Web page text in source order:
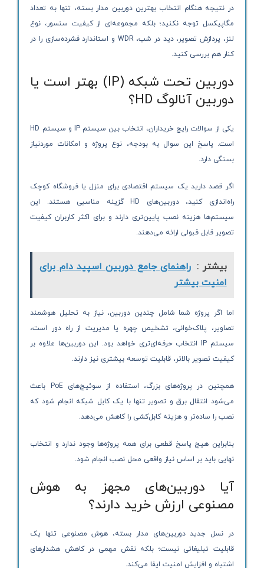
در نتیجه هنگام انتخاب بهترین دوربین مدار بسته، تنها به تعداد
مگاپیکسل توجه نکنید؛ بلکه مجموعه‌ای از کیفیت سنسور، نوع
لنز، پردازش تصویر، دید در شب، WDR و استاندارد فشرده‌سازی را در
کنار هم بررسی کنید.
دوربین تحت شبکه (IP) بهتر است یا
دوربین آنالوگ HD؟
یکی از سوالات رایج خریداران، انتخاب بین سیستم IP و سیستم HD
است. پاسخ این سوال به بودجه، نوع پروژه و امکانات موردنیاز
بستگی دارد.
اگر قصد دارید یک سیستم اقتصادی برای منزل یا فروشگاه کوچک
راه‌اندازی کنید، دوربین‌های HD گزینه مناسبی هستند. این
سیستم‌ها هزینه نصب پایین‌تری دارند و برای اکثر کاربران کیفیت
تصویر قابل قبولی ارائه می‌دهند.
بیشتر : راهنمای جامع دوربین اسپید دام برای
امنیت بیشتر
اما اگر پروژه شما شامل چندین دوربین، نیاز به تحلیل هوشمند
تصاویر، پلاک‌خوانی، تشخیص چهره یا مدیریت از راه دور است،
سیستم IP انتخاب حرفه‌ای‌تری خواهد بود. این دوربین‌ها علاوه بر
کیفیت تصویر بالاتر، قابلیت توسعه بیشتری نیز دارند.
همچنین در پروژه‌های بزرگ، استفاده از سوئیچ‌های PoE باعث
می‌شود انتقال برق و تصویر تنها با یک کابل شبکه انجام شود که
نصب را ساده‌تر و هزینه کابل‌کشی را کاهش می‌دهد.
بنابراین هیچ پاسخ قطعی برای همه پروژه‌ها وجود ندارد و انتخاب
نهایی باید بر اساس نیاز واقعی محل نصب انجام شود.
آیا دوربین‌های مجهز به هوش
مصنوعی ارزش خرید دارند؟
در نسل جدید دوربین‌های مدار بسته، هوش مصنوعی تنها یک
قابلیت تبلیغاتی نیست؛ بلکه نقش مهمی در کاهش هشدارهای
اشتباه و افزایش امنیت ایفا می‌کند.